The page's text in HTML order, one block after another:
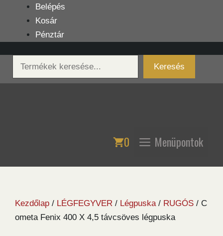
tartalomba
Belépés
Kosár
Pénztár
Keresés
Keresés
0 Menüpontok
Kezdőlap / LÉGFEGYVER / Légpuska / RUGÓS / C
ometa Fenix 400 X 4,5 távcsöves légpuska